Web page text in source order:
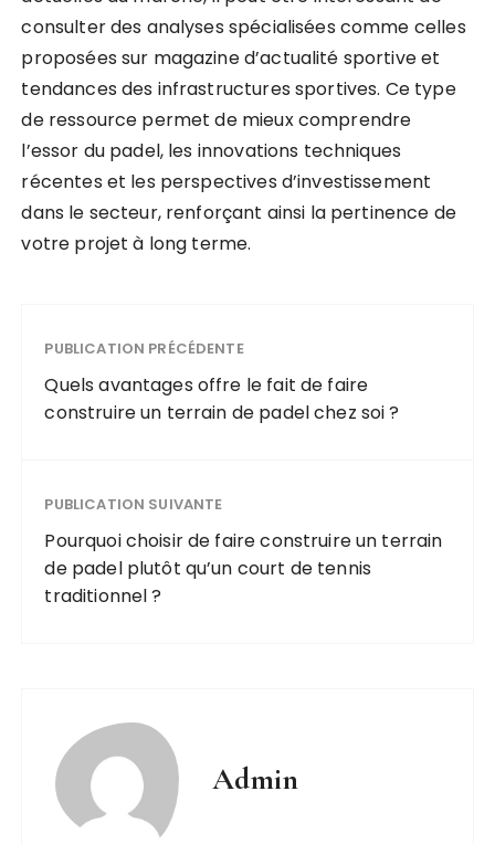
consulter des analyses spécialisées comme celles
proposées sur magazine d’actualité sportive et
tendances des infrastructures sportives. Ce type
de ressource permet de mieux comprendre
l’essor du padel, les innovations techniques
récentes et les perspectives d’investissement
dans le secteur, renforçant ainsi la pertinence de
votre projet à long terme.
PUBLICATION PRÉCÉDENTE
Quels avantages offre le fait de faire
construire un terrain de padel chez soi ?
PUBLICATION SUIVANTE
Pourquoi choisir de faire construire un terrain
de padel plutôt qu’un court de tennis
traditionnel ?
Admin